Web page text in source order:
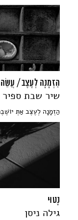
הַזְמָנָה לְעֶצֶב / עֲשֵׂה
שיר שבת ספיר
הַזְמָנָה לְעֶצֶב אַתְּ
נָטוּי
גילה ניסן